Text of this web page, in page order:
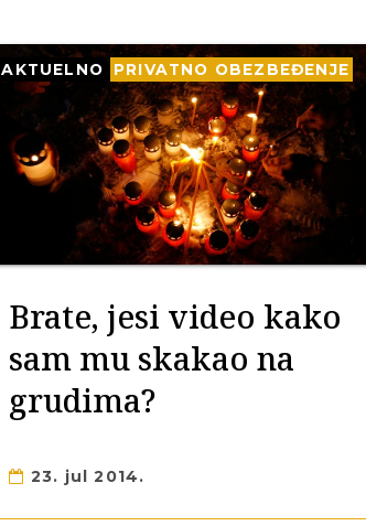
AKTUELNO PRIVATNO OBEZBEĐENJE
Brate, jesi video kako
sam mu skakao na
grudima?
23. jul 2014.